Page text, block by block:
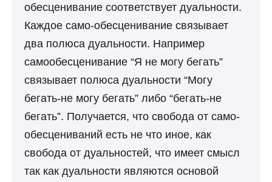
обесценивание соответствует дуальности.
Каждое само-обесценивание связывает
два полюса дуальности. Например
самообесценивание “Я не могу бегать”
связывает полюса дуальности “Могу
бегать-не могу бегать” либо “бегать-не
бегать”. Получается, что свобода от само-
обесцениваний есть не что иное, как
свобода от дуальностей, что имеет смысл
так как дуальности являются основой